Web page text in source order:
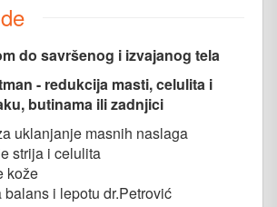
do savršenog i izvajanog tela
- redukcija masti, celulita i
butinama ili zadnjici
uklanjanje masnih naslaga
strija i celulita
kože
balans i lepotu dr.Petrović